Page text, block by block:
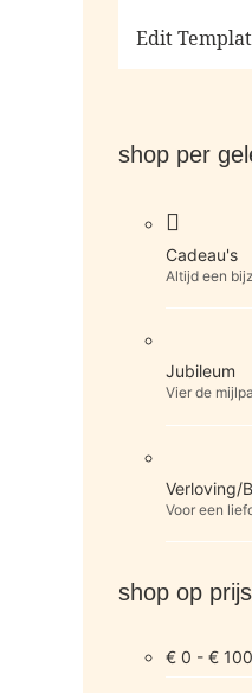
Edit
shop per
Cadeau's
Altijd een
Jubileum
Vier de
Verloving/
Voor een
shop op prijs
€ 0 - € 100